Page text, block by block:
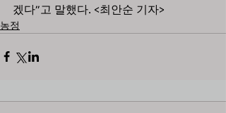
겠다”고 말했다. <최안순 기자>
농정